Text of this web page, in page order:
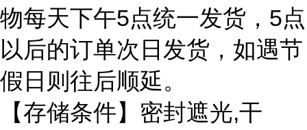
物每天下午5点统一发货，5点
以后的订单次日发货，如遇节
假日则往后顺延。
【存储条件】密封遮光,干